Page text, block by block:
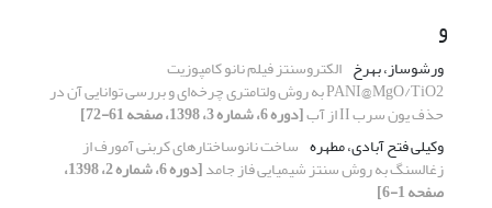
و
ورشوساز، بهرخ الکتروسنتز فیلم نانو کامپوزیت
PANI@MgO/TiO2 به روش ولتامتری چرخه‌ای و بررسی توانایی آن در
حذف یون سرب II از آب
[دوره 6، شماره 3، 1398، صفحه 61-72]
وکیلی فتح آبادی، مطهره ساخت نانوساختارهای کربنی آمورف از
زغالسنگ به روش سنتز شیمیایی فاز جامد [دوره 6، شماره 2، 1398،
صفحه 1-6]